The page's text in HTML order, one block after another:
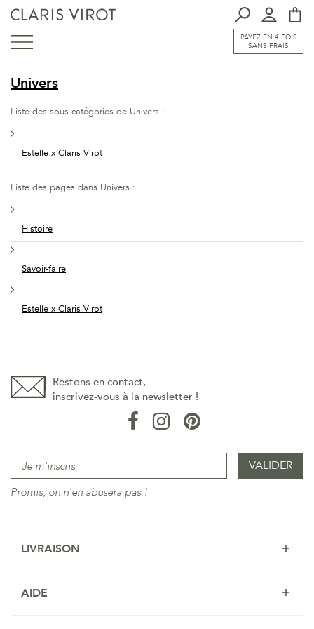
PAYEZ EN 4 FOIS
SANS FRAIS
Univers
Liste des sous-catégories de Univers :
Estelle x Claris Virot
Liste des pages dans Univers :
Histoire
Savoir-faire
Estelle x Claris Virot
Restons en contact,
inscrivez-vous à la newsletter !
Promis, on n'en abusera pas !
LIVRAISON
AIDE